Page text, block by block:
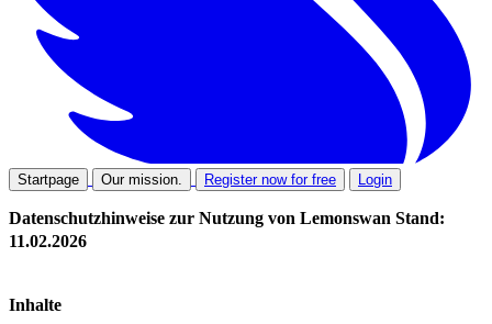
Startpage Our mission. Register now for free Login
Datenschutzhinweise zur Nutzung von Lemonswan Stand:
11.02.2026
Inhalte